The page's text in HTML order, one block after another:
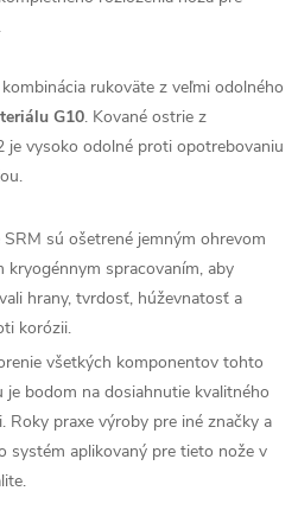
rukoväte z veľmi odolného
G10. Kované ostrie z
je vysoko odolné proti opotrebovaniu
sú ošetrené jemným ohrevom
kryogénnym spracovaním, aby
hrany, tvrdosť, húževnatosť a
korózii.
všetkých komponentov tohto
je bodom na dosiahnutie kvalitného
Roky praxe výroby pre iné značky a
systém aplikovaný pre tieto nože v